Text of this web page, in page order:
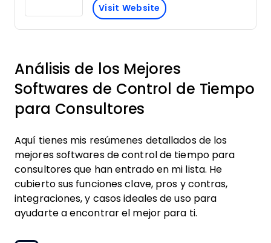
Visit Website
Análisis de los Mejores
Softwares de Control de Tiempo
para Consultores
Aquí tienes mis resúmenes detallados de los
mejores softwares de control de tiempo para
consultores que han entrado en mi lista. He
cubierto sus funciones clave, pros y contras,
integraciones, y casos ideales de uso para
ayudarte a encontrar el mejor para ti.